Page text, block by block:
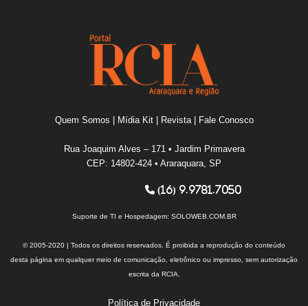
Quem Somos Mídia Kit| Revista| Fale Conosco
Rua Joaquim Alves – 171 • Jardim Primavera
CEP: 14802-424 • Araraquara, SP
(16) 9.9781.7050
Suporte de TI e Hospedagem: SOLOWEB.COM.BR
© 2005-2020 | Todos os direitos reservados. É proibida a reprodução do conteúdo
desta página em qualquer meio de comunicação, eletrônico ou impresso, sem autorização
escrita da RCIA.
Política de Privacidade